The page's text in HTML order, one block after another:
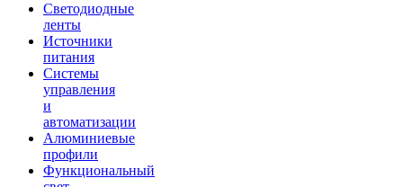
Светодиодные
ленты
Источники
питания
Системы
управления
и
автоматизации
Алюминиевые
профили
Функциональный